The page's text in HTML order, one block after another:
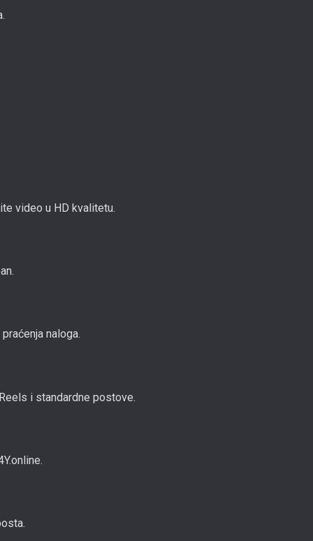
video u HD kvalitetu.
naloga.
i standardne postove.